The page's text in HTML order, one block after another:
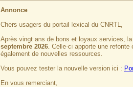
Annonce
Chers usagers du portail lexical du CNRTL,
Après vingt ans de bons et loyaux services,
septembre 2026. Celle-ci apporte une
également de nouvelles ressources.
Vous pouvez tester la nouvelle version ici :
En vous remerciant,